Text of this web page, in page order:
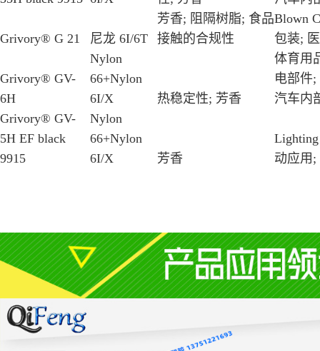
Grivory® G 21 尼龙 6I/6T
芳香; 阻隔树脂; 食品
接触的合规性
Blown
包装;
Grivory® GV-
6H
Nylon
66+Nylon
6I/X
热稳定性; 芳香
体育用
电部件
汽车内
Grivory® GV-
5H EF black
9915
Nylon
66+Nylon
6I/X
芳香
动应用